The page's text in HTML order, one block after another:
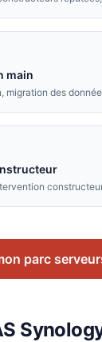
main
migration des
parc